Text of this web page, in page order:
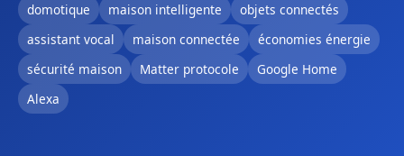
domotique maison intelligente
objets connectés
assistant vocal
maison connectée
économies énergie
sécurité maison
Matter protocole
Google Home
Alexa